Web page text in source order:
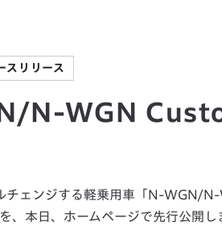
ヒストリー
ン その他事業
プンイノベーション
社会 ガバナンス
株式・債券情報
スリリース
N-WGN
ェンジする軽乗用車「N-WGN/
、本日、ホームページで先行公開し